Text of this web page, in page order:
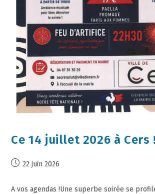
Ce 14 juillet 2026 à Cers !
22 juin 2026
A vos agendas !Une superbe soirée se